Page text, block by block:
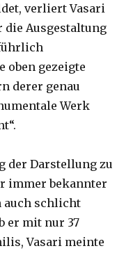
verliert Vasari
die Ausgestaltung
gezeigte
derer genau
Werk
der Darstellung zu
immer bekannter
auch schlicht
er mit nur 37
Vasari meinte